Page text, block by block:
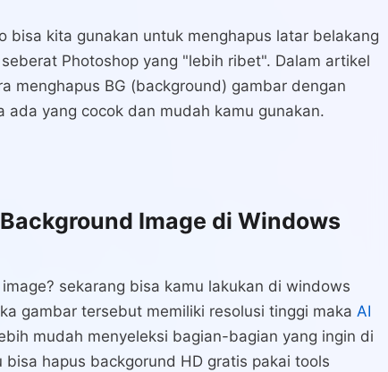
bisa kita gunakan untuk menghapus latar belakang
Photoshop yang "lebih ribet". Dalam artikel
menghapus BG (background) gambar dengan
ada yang cocok dan mudah kamu gunakan.
Image di Windows
sekarang bisa kamu lakukan di windows
gambar tersebut memiliki resolusi tinggi maka AI
mudah menyeleksi bagian-bagian yang ingin di
bisa hapus backgorund HD gratis pakai tools